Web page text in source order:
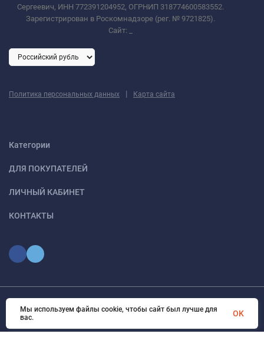
Сергеевич, ИНН 772391204952, ОГРНИП 318774600583552.
Зарегистрирован в Роскомнадзоре (рег. № 9721825).
Сайт:
Политика персональных данных | Карта сайта
Категории
ДЛЯ ПОКУПАТЕЛЕЙ
ЛИЧНЫЙ КАБИНЕТ
КОНТАКТЫ
© 2026 optmoskvaa.ru Все права защищены
Мы используем файлы cookie, чтобы сайт был лучше для
вас.
OK